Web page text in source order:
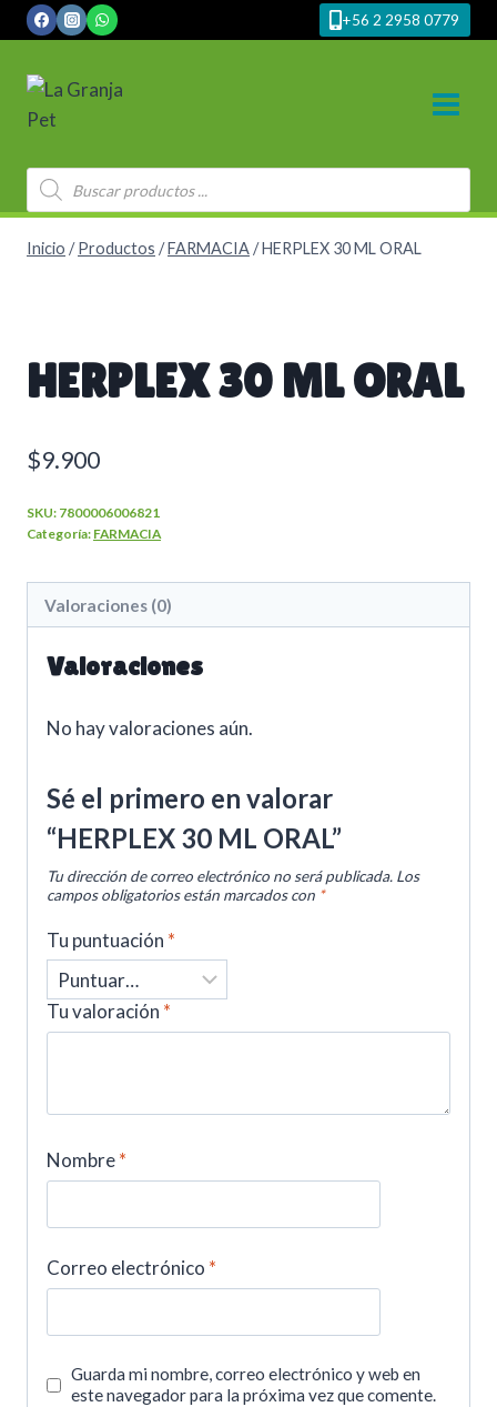
Saltar
al
contenido
+56 2 2958 0779
Búsqueda
de
productos
Inicio / Productos /FARMACIA/HERPLEX 30 ML ORAL
HERPLEX 30 ML ORAL
$9.900
SKU: 7800006006821
Categoría: FARMACIA
Valoraciones (0)
Valoraciones
No hay valoraciones aún.
Sé el primero en valorar
“HERPLEX 30 ML ORAL”
Tu dirección de correo electrónico no será publicada. Los
campos obligatorios están marcados con *
Tu puntuación *
Tu valoración *
Nombre*
Correo electrónico *
Guarda mi nombre, correo electrónico y web en
este navegador para la próxima vez que comente.